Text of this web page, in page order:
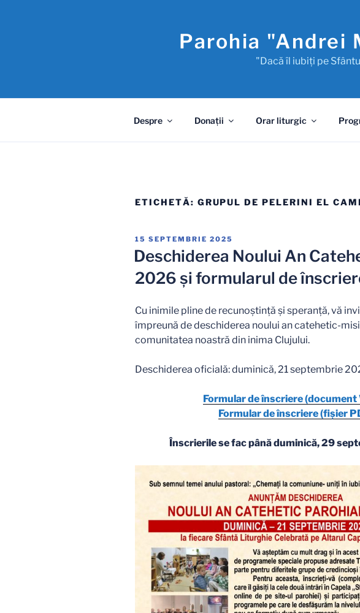
Parohia "Andrei
"Dacă îl iubiţi pe
Despre Donaţii Orar liturgic
ETICHETĂ: GRUPUL DE PELERINI EL
PUBLICAT
PE
15 SEPTEMBRIE 2025
Deschiderea Noului An
2026 și formularul de
Cu inimile pline de recunoștință și speranță, vă
împreună de deschiderea noului an catehetic-
comunitatea noastră din inima Clujului.
Deschiderea oficială: duminică, 21 septembrie
Formular de înscriere (document
Formular de înscriere (fișier
Înscrierile se fac până duminică, 29